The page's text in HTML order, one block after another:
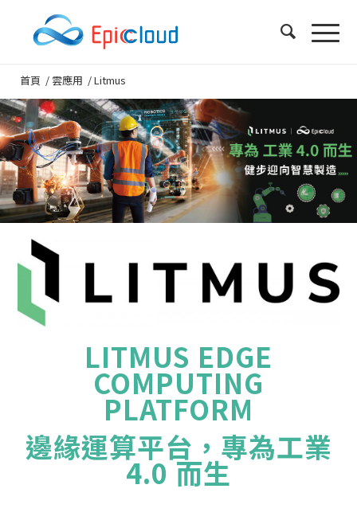
首頁 / 雲應用 /Litmus
LITMUS EDGE
COMPUTING
PLATFORM
邊緣運算平台，專為工業
4.0 而生